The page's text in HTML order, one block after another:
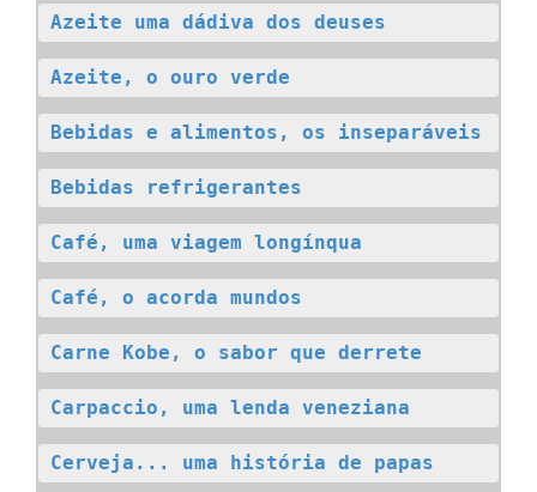
Azeite uma dádiva dos deuses
Azeite, o ouro verde
Bebidas e alimentos, os inseparáveis
Bebidas refrigerantes
Café, uma viagem longínqua
Café, o acorda mundos
Carne Kobe, o sabor que derrete
Carpaccio, uma lenda veneziana
Cerveja... uma história de papas